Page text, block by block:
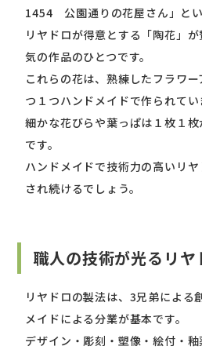
1454 公園通りの花屋さん」とい
リヤドロが得意とする「陶花」
気の作品のひとつです。
これらの花は、熟練したフラワー
つ１つハンドメイドで作られてい
細かな花びらや葉っぱは１枚１
です。
ハンドメイドで技術力の高いリ
され続けるでしょう。
職人の技術が光るリヤ
リヤドロの製法は、3兄弟による
メイドによる分業が基本です。
デザイン・彫刻・塑像・絵付・